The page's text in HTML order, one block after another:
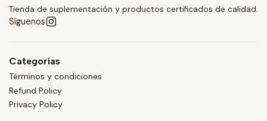
Tienda de suplementación y productos certificados de calidad.
Síguenos
Categorías
Términos y condiciones
Refund Policy
Privacy Policy